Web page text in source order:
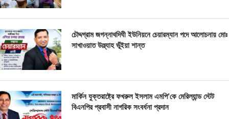
চৌদ্দগ্রাম জগন্নাথদিঘী ইউনিয়নে চেয়ারম্যান পদে আলোচনায় মোঃ
সাখাওয়াত উল্ল্যাহ ভূঁইয়া শান্ত
মার্কিন যুক্তরাষ্ট্রে ফখরুল ইসলাম এমপি’কে মেরিল্যান্ড স্টেট
বিএনপির প্রবাসী নাগরিক সংবর্ধনা প্রদান